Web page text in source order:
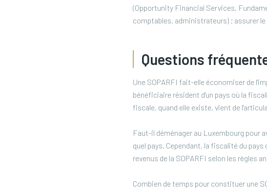
(Opportunity Financial Services,
comptables, administrateurs) ; assurer
Questions
Une SOPARFI fait-elle économiser de
bénéficiaire résident d'un pays où la
fiscale, quand elle existe, vient de
Faut-il déménager au Luxembourg pour
quel pays. Cependant, la fiscalité du
revenus de la SOPARFI selon les règles
Combien de temps pour constituer une